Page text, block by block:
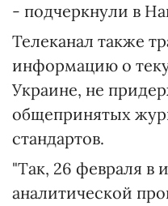
- подчеркнули в
Телеканал также
информацию о
Украине, не
общепринятых
стандартов.
"Так, 26 февраля
аналитической